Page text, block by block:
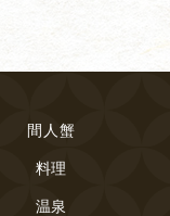
間人蟹
料理
温泉